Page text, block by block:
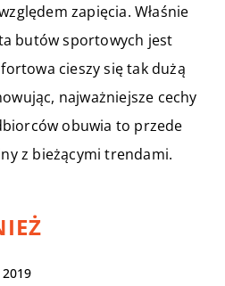
zapięcia. Właśnie
butów sportowych jest
cieszy się tak dużą
najważniejsze cechy
obuwia to przede
z bieżącymi trendami.